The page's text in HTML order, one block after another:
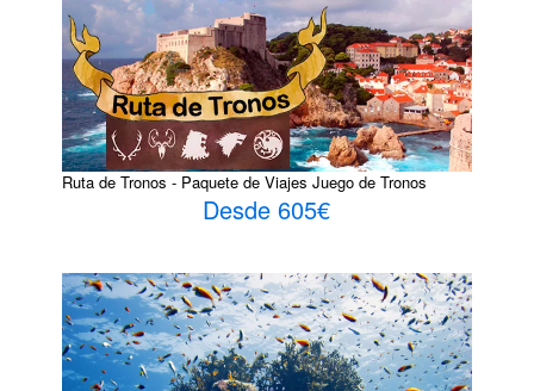
Ruta de Tronos - Paquete de Viajes Juego de Tronos
Desde 605€